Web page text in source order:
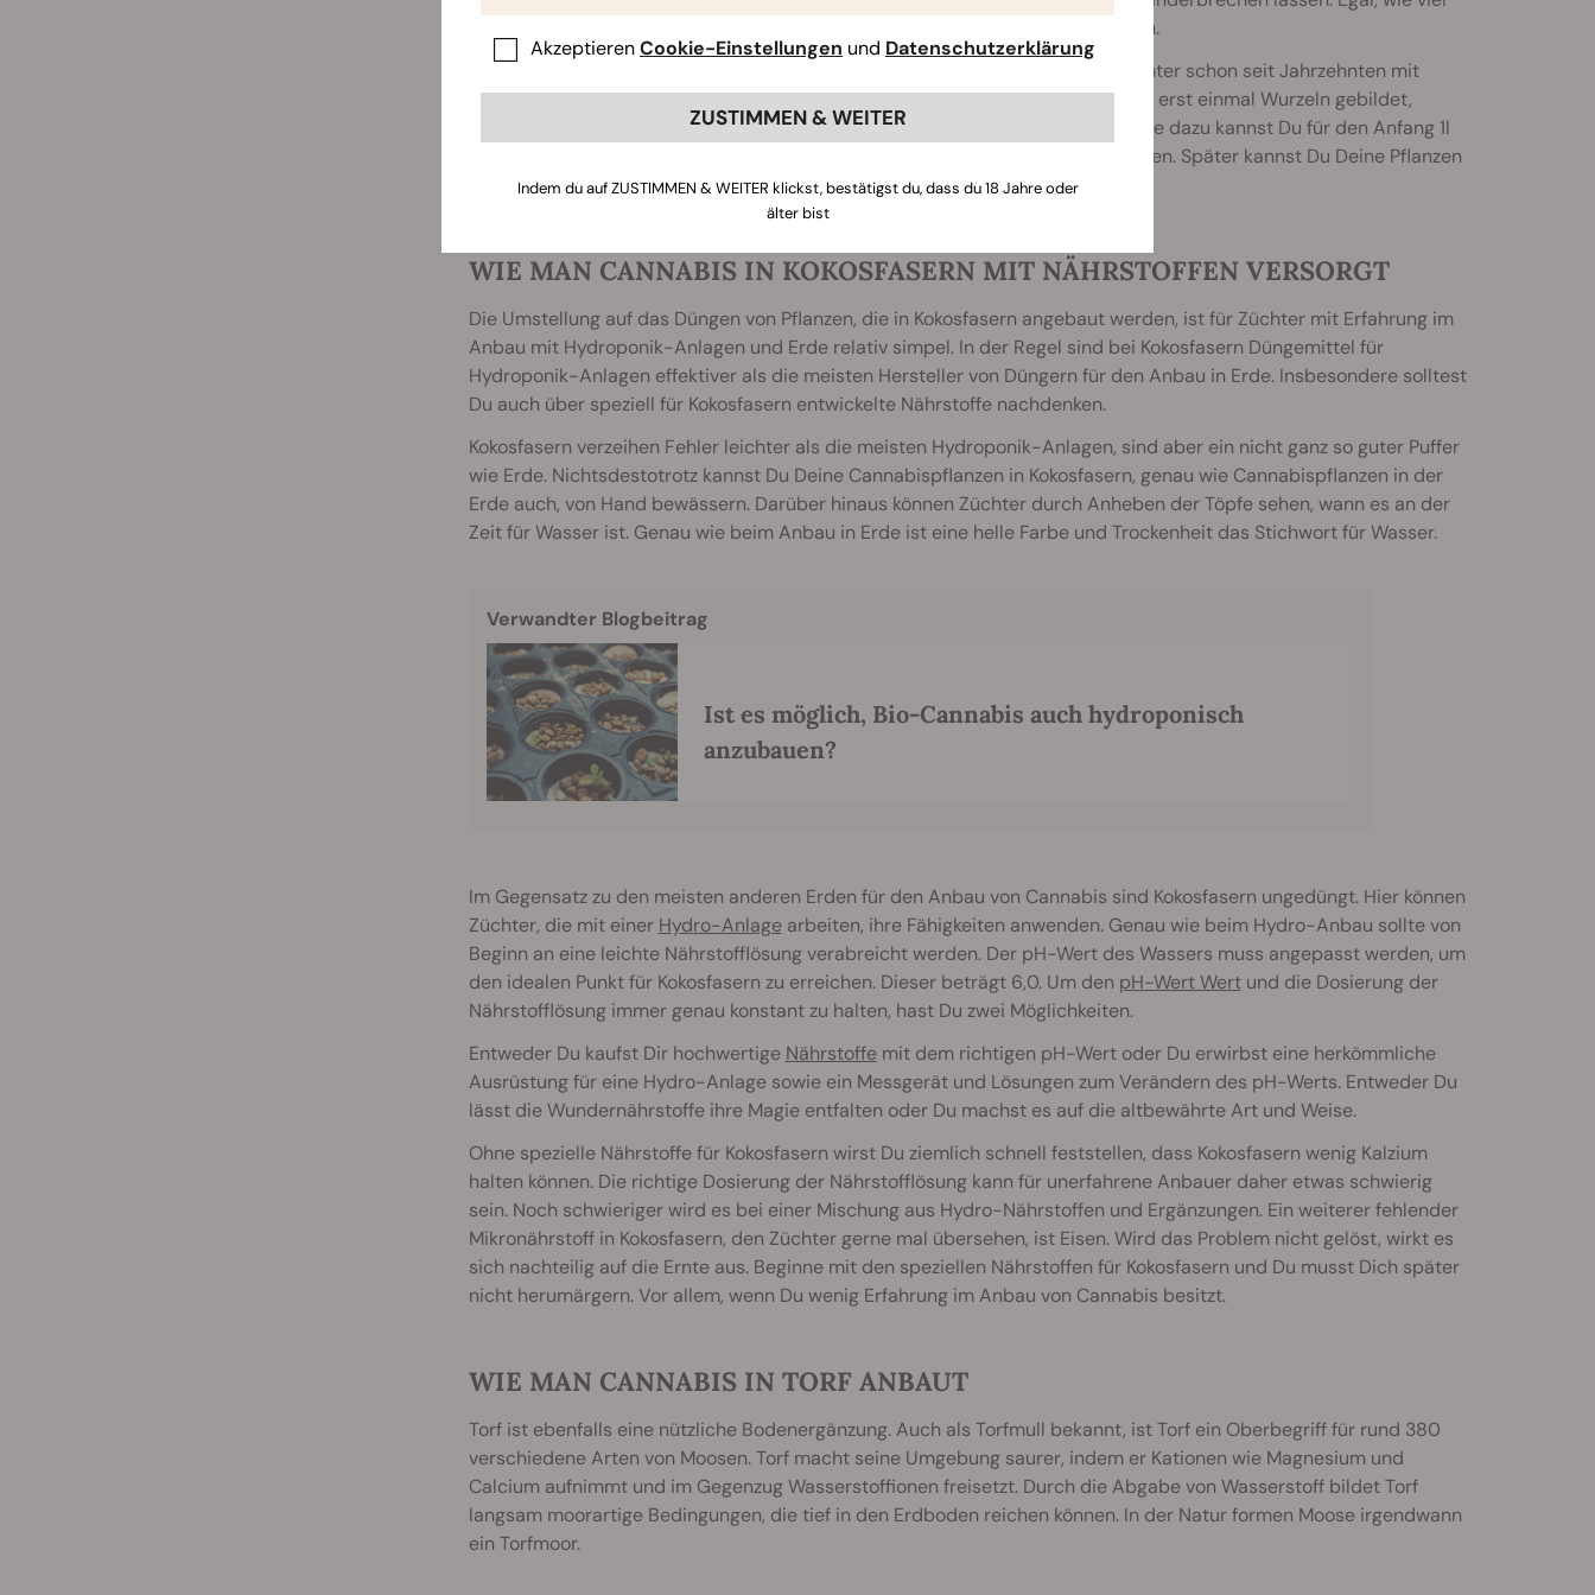
Wasser Du hinzufügst, minderwertige Blöcke lassen sich nicht leicht zerkleinern.
„Jiffy pellets“ werden aus Kokosfasern hergestellt. Die Marke Jiffy versorgt Züchter schon seit Jahrzehnten mit
beliebten Medien, um ihre Pflanzen zu verwurzeln. Haben Ableger und Setzlinge erst einmal Wurzeln gebildet,
können sie in nahezu jedes andere Substrat umgesiedelt werden
. Als Alternative dazu kannst Du für den Anfang 1l
große Töpfe verwenden, in denen sich Kokosfasern sowie 30-50% Perlit befinden. Später kannst Du Deine Pflanzen
dann ingrößere Töpfe Deiner Wahl umpflanzen.
WIE MAN CANNABIS IN KOKOSFASERN MIT NÄHRSTOFFEN VERSORGT
Die Umstellung auf das Düngen von Pflanzen, die in Kokosfasern angebaut werden, ist für Züchter mit Erfahrung im
Anbau mit Hydroponik-Anlagen und Erde relativ simpel. In der Regel sind bei Kokosfasern Düngemittel für
Hydroponik-Anlagen effektiver als die meisten Hersteller von Düngern für den Anbau in Erde. Insbesondere solltest
Du auch über speziell für Kokosfasern entwickelte Nährstoffe nachdenken.
Kokosfasern verzeihen Fehler leichter als die meisten Hydroponik-Anlagen, sind aber ein nicht ganz so guter Puffer
wie Erde. Nichtsdestotrotz kannst Du Deine Cannabispflanzen in Kokosfasern, genau wie Cannabispflanzen in der
Erde auch, von Hand bewässern. Darüber hinaus können Züchter durch Anheben der Töpfe sehen, wann es an der
Zeit für Wasser ist. Genau wie beim Anbau in Erde ist eine helle Farbe und Trockenheit das Stichwort für Wasser.
Verwandter Blogbeitrag
Ist es möglich, Bio-Cannabis auch hydroponisch
anzubauen?
Im Gegensatz zu den meisten anderen Erden für den Anbau von Cannabis sind Kokosfasern ungedüngt. Hier können
Züchter, die mit einer Hydro-Anlagearbeiten, ihre Fähigkeiten anwenden. Genau wie beim Hydro-Anbau sollte von
Beginn an eine leichte Nährstofflösung verabreicht werden. Der pH-Wert des Wassers muss angepasst werden, um
den idealen Punkt für Kokosfasern zu erreichen. Dieser beträgt 6,0. Um den pH-Wert Wertund die Dosierung der
Nährstofflösung immer genau konstant zu halten, hast Du zwei Möglichkeiten.
Entweder Du kaufst Dir hochwertige Nährstoffemit dem richtigen pH-Wert oder Du erwirbst eine herkömmliche
Ausrüstung für eine Hydro-Anlage sowie ein Messgerät und Lösungen zum Verändern des pH-Werts. Entweder Du
lässt die Wundernährstoffe ihre Magie entfalten oder Du machst es auf die altbewährte Art und Weise.
Ohne spezielle Nährstoffe für Kokosfasern wirst Du ziemlich schnell feststellen, dass Kokosfasern wenig Kalzium
halten können. Die richtige Dosierung der Nährstofflösung kann für unerfahrene Anbauer daher etwas schwierig
sein. Noch schwieriger wird es bei einer Mischung aus Hydro-Nährstoffen und Ergänzungen. Ein weiterer fehlender
Mikronährstoff in Kokosfasern, den Züchter gerne mal übersehen, ist Eisen. Wird das Problem nicht gelöst, wirkt es
sich nachteilig auf die Ernte aus. Beginne mit den speziellen Nährstoffen für Kokosfasern und Du musst Dich später
nicht herumärgern. Vor allem, wenn Du wenig Erfahrung im Anbau von Cannabis besitzt.
WIE MAN CANNABIS IN TORF ANBAUT
Torf ist ebenfalls eine nützliche Bodenergänzung. Auch als Torfmull bekannt, ist Torf ein Oberbegriff für rund 380
verschiedene Arten von Moosen. Torf macht seine Umgebung saurer, indem er Kationen wie Magnesium und
Calcium aufnimmt und im Gegenzug Wasserstoffionen freisetzt. Durch die Abgabe von Wasserstoff bildet Torf
langsam moorartige Bedingungen, die tief in den Erdboden reichen können. In der Natur formen Moose irgendwann
ein Torfmoor.
AkzeptierenCookie-Einstellungen und Datenschutzerklärung
ZUSTIMMEN & WEITER
Indem du auf ZUSTIMMEN & WEITER klickst, bestätigst du, dass du 18 Jahre oder
älter bist